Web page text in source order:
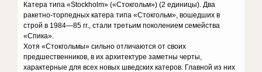
Катера типа «Stockholm» («Стокгольм») (2 единицы). Два
ракетно-торпедных катера типа «Стокгольм», вошедших в
строй в 1984—85 гг., стали третьим поколением семейства
«Спика».
Хотя «Стокгольмы» сильно отличаются от своих
предшественников, в их архитектуре заметны черты,
характерные для всех новых шведских катеров. Главной из них